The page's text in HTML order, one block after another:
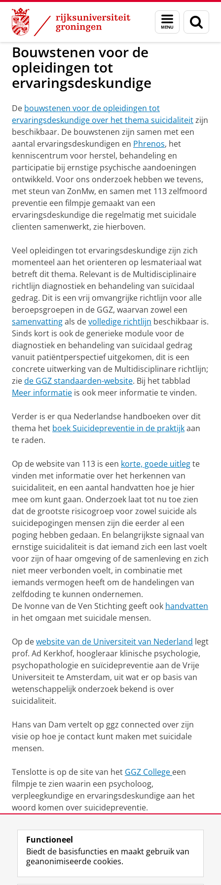
Skip
Content
Skip
Navigation
Menu
en
zoeken
Evaringsdeskundigen en
Bouwstenen voor de
opleidingen tot
ervaringsdeskundige
De bouwstenen voor de opleidingen tot
ervaringsdeskundige over het thema suicidaliteitzijn
beschikbaar. De bouwstenen zijn samen met een
aantal ervaringsdeskundigen en Phrenos, het
kenniscentrum voor herstel, behandeling en
participatie bij ernstige psychische aandoeningen
ontwikkeld. Voor ons onderzoek hebben we tevens,
met steun van ZonMw, en samen met 113 zelfmoord
preventie een filmpje gemaakt van een
ervaringsdeskundige die regelmatig met suicidale
clienten samenwerkt, zie hierboven.
Veel opleidingen tot ervaringsdeskundige zijn zich
momenteel aan het orienteren op lesmateriaal wat
betreft dit thema. Relevant is de Multidisciplinaire
richtlijn diagnostiek en behandeling van suïcidaal
gedrag. Dit is een vrij omvangrijke richtlijn voor alle
beroepsgroepen in de GGZ, waarvan zowel een
samenvattingals devolledige richtlijn beschikbaar is.
Sinds kort is ook de generieke module voor de
diagnostiek en behandeling van suïcidaal gedrag
vanuit patiëntperspectief uitgekomen, dit is een
concrete uitwerking van de Multidisciplinare richtlijn;
ziede GGZ standaarden-website. Bij het tabblad
Meer informatie is ook meer informatie te vinden.
Verder is er qua Nederlandse handboeken over dit
thema het boek Suicidepreventie in de praktijkaan
te raden.
Op de website van 113 is een korte, goede uitlegte
vinden met informatie over het herkennen van
suicidaliteit, en een aantal handvatten hoe je hier
mee om kunt gaan. Onderzoek laat tot nu toe zien
dat de grootste risicogroep voor zowel suicide als
suicidepogingen mensen zijn die eerder al een
poging hebben gedaan. En belangrijkste signaal van
ernstige suicidaliteit is dat iemand zich een last voelt
voor zijn of haar omgeving of de samenleving en zich
niet meer verbonden voelt, in combinatie met
iemands vermogen heeft om de handelingen van
zelfdoding te kunnen ondernemen.
De Ivonne van de Ven Stichting geeft ook handvatten
in het omgaan met suicidale mensen.
Op dewebsite van de Universiteit van Nederland legt
prof. Ad Kerkhof, hoogleraar klinische psychologie,
psychopathologie en suïcidepreventie aan de Vrije
Universiteit te Amsterdam, uit wat er op basis van
wetenschappelijk onderzoek bekend is over
suicidaliteit.
Hans van Dam vertelt op ggz connected over zijn
visie op hoe je contact kunt maken met suicidale
mensen.
Tenslotte is op de site van het GGZ College een
filmpje te zien waarin een psycholoog,
verpleegkundige en ervaringsdeskundige aan het
woord komen over suicidepreventie.
Laatst gewijzigd: 20 juni 2024 08:04
Volg de RUG
F
L
R I
Y
Functioneel
Biedt de basisfuncties en maakt gebruik van
geanonimiseerde cookies.